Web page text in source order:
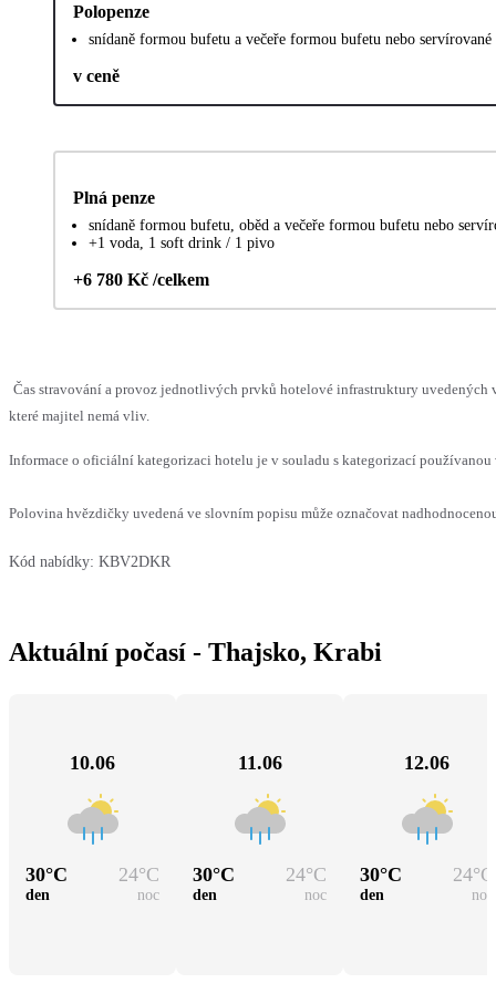
Polopenze
snídaně formou bufetu a večeře formou bufetu nebo
v ceně
Plná penze
snídaně formou bufetu, oběd a večeře formou bufetu nebo
+1 voda, 1 soft drink / 1 pivo
+6 780 Kč /celkem
Čas stravování a provoz jednotlivých prvků hotelové infrastruktury uvedených
které majitel nemá vliv.
Informace o oficiální kategorizaci hotelu je v souladu s kategorizací
Polovina hvězdičky uvedená ve slovním popisu může označovat
Kód nabídky: KBV2DKR
Aktuální počasí - Thajsko, Krabi
10.06
30°C 24°C
den noc
11.06
30°C 24°C
den noc
12.06
30°C 24°C
den noc